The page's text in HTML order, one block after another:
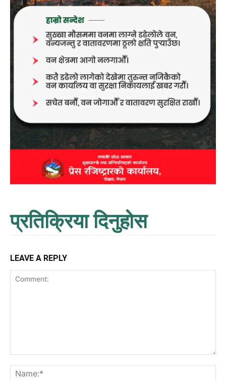
प्रतिक्रिया दिनुहोस
LEAVE A REPLY